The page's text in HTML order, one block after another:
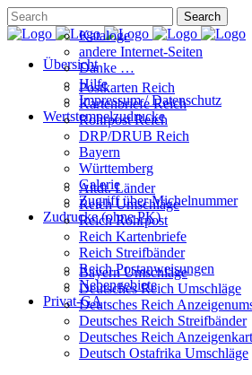
Übersicht
Kataloge
andere Internet-Seiten
Danke …
Hilfe
Impressum / Datenschutz
Wertstempelzudrucke
Postkarten Reich
Kartenbriefe Reich
Rohrpost Reich
DRP/DRUB Reich
Bayern
Württemberg
Galerie
Zugriff über Michelnummer
Zudrucke (ohne PK)
Altdt. Länder
Reich Umschläge
Reich Rohrpost
Reich Kartenbriefe
Reich Streifbänder
Reich Postanweisungen
Nebengebiete
Privat-GA
Bayern Umschläge
Deutsches Reich Umschläge
Deutsches Reich
Deutsches Reich Streifbänder
Deutsches Reich
Deutsch Ostafrika Umschläge